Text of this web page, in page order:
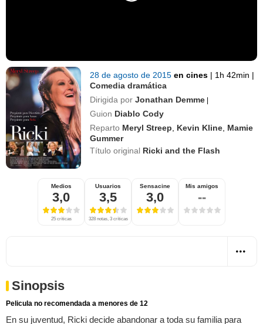
28 de agosto de 2015en cines | 1h 42min |
Comedia dramática
Dirigida por Jonathan Demme |
Guion Diablo Cody
Reparto Meryl Streep Kevin Kline Mamie
Gummer
Título original Ricki and the Flash
Medios
3,0
25 críticas
Usuarios
3,5
328 notas, 3 críticas
Sensacine
3,0
Mis amigos
--
Sinopsis
Pelicula no recomendada a menores de 12
En su juventud, Ricki decide abandonar a toda su familia para